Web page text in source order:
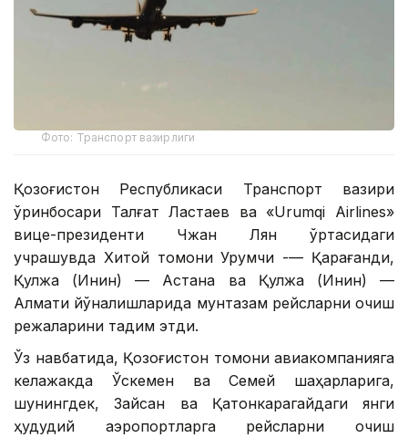
Фото: Транспорт вазирлиги
Қозоғистон Республикаси Транспорт вазири
ўринбосари Талғат Ластаев ва «Urumqi Airlines»
вице-президенти Чжан Лян ўртасидаги
учрашувда Хитой томони Урумчи -— Қарағанди,
Қулжа (Инин) — Астана ва Қулжа (Инин) —
Алмати йўналишларида мунтазам рейсларни очиш
режаларини тақдим этди.
Ўз навбатида, Қозоғистон томони авиакомпанияга
келажакда Ўскемен ва Семей шаҳарларига,
шунингдек, Зайсан ва Қатонкарагайдаги янги
ҳудудий аэропортларга рейсларни очиш